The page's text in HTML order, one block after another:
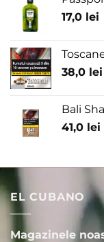
17,0 lei
38,0 lei
Bali
41,0 lei
EL CUBANO
Magazinele